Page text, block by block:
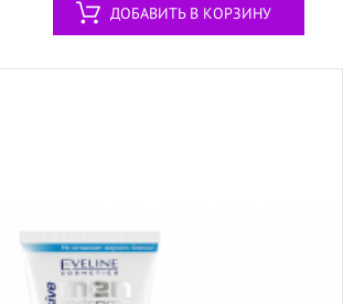
ДОБАВИТЬ В КОРЗИНУ